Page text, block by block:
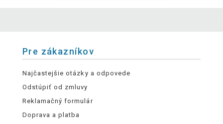
Pre zákazníkov
Najčastejšie otázky a odpovede
Odstúpiť od zmluvy
Reklamačný formulár
Doprava a platba